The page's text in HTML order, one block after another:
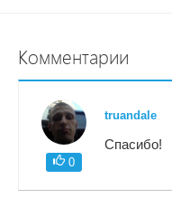
Комментарии
0
truandale
Спасибо!